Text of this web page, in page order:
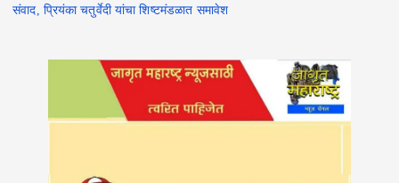
संवाद, प्रियंका चतुर्वेदी यांचा शिष्टमंडळात समावेश